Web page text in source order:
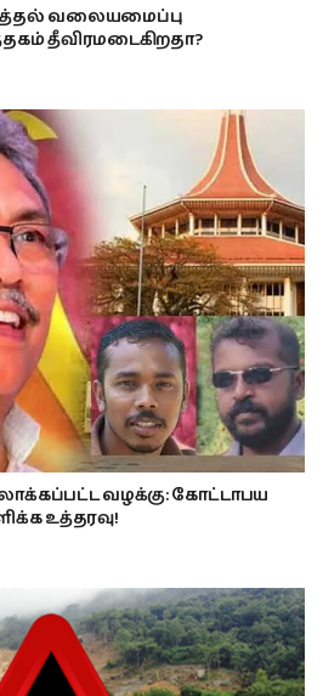
வலையமைப்பு
தீவிரமடைகிறதா?
வழக்கு: கோட்டாபய
உத்தரவு!